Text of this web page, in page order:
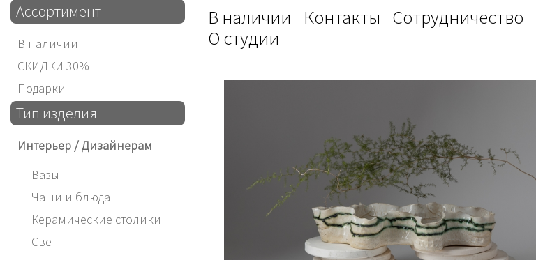
Ассортимент
В наличии
СКИДКИ 30%
Подарки
Тип изделия
Интерьер / Дизайнерам
Вазы
Чаши и блюда
Керамические столики
Свет
В наличии Контакты Сотрудничество
О студии